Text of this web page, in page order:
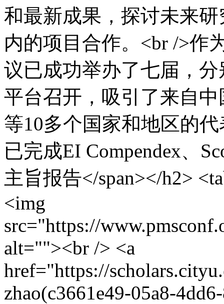
和最新成果，探讨未来
内的项目合作。<br />作
议已成功举办了七届，
平台召开，吸引了来自
等10多个国家和地区的
已完成EI Compendex、
主旨报告</span></h2>
<img
src="https://
alt=""><br /> <a
href="https://
zhao(c3661e49-05a8-